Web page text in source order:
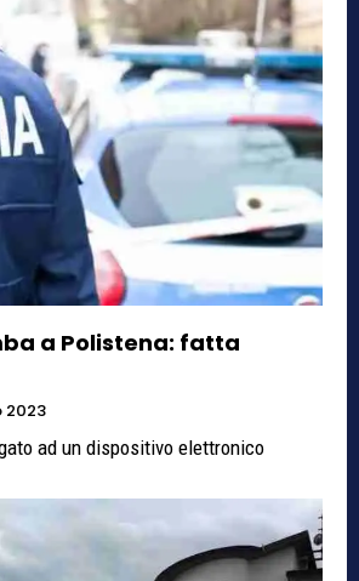
a Polistena: fatta
2023
ad un dispositivo elettronico